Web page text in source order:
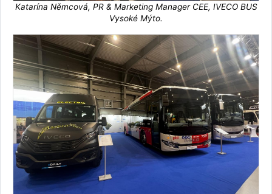
Katarína Němcová, PR & Marketing Manager CEE, IVECO BUS
Vysoké Mýto.